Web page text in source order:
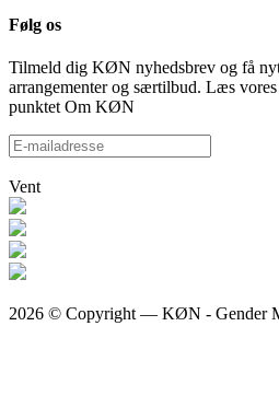
Følg os
Tilmeld dig KØN nyhedsbrev og få
arrangementer og særtilbud. Læs
punktet Om KØN
Vent
2026 © Copyright — KØN - Gender